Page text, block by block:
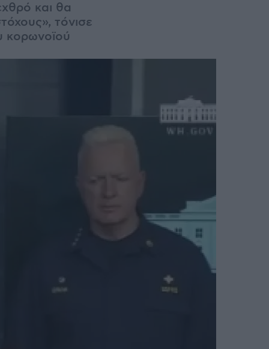
και θα
τόνισε
κορωνοϊού